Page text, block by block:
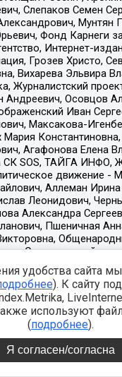
удобства сайта
). К сайту
используют
(подробнее).
Я согласен/согласна